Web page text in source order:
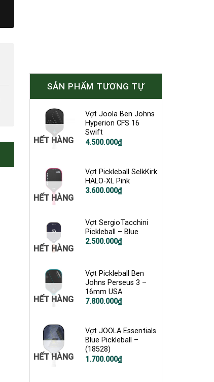
SẢN PHẨM TƯƠNG TỰ
HẾT HÀNG
Vợt Joola Ben Johns
Hyperion CFS 16
Swift
Giá
4.500.000₫
Giá
4.500.000₫.
HẾT HÀNG
Vợt Pickleball SelkKirk
HALO-XL Pink
Giá
3.600.000₫
Giá
3.600.000₫.
HẾT HÀNG
Vợt SergioTacchini
Pickleball – Blue
Giá
2.500.000₫
Giá
2.500.000₫.
HẾT HÀNG
Vợt Pickleball Ben
Johns Perseus 3 –
16mm USA
7.800.000₫
HẾT HÀNG
Vợt JOOLA Essentials
Blue Pickleball –
(18528)
Giá
1.700.000₫
Giá